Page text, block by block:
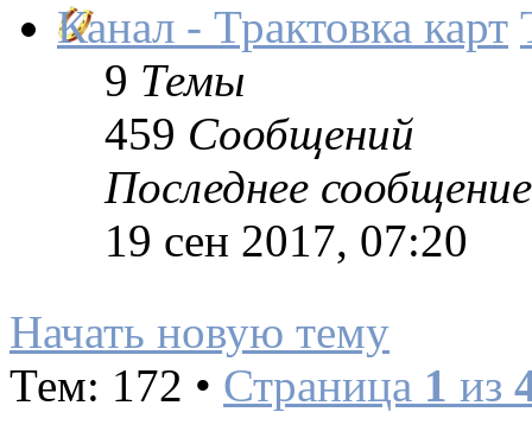
Канал - Трактовка карт
9 Темы
459 Сообщений
Последнее сообщение
19 сен 2017, 07:20
Начать новую тему
Тем: 172 • Страница 1 из